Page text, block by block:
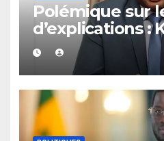
Polémique sur
d’explications :
apporte son
Mamadou